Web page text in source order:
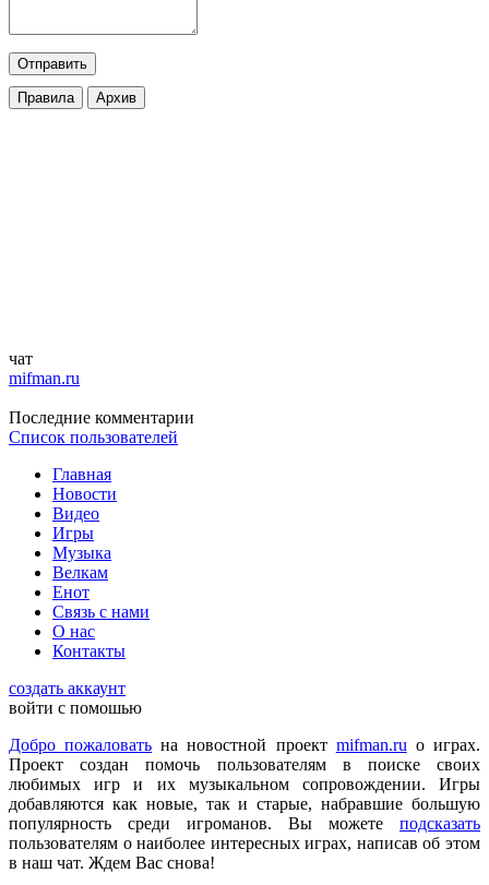
Mifman:DmitrieGaming
Palworld?
Checkmate:ometu
Что ты имеешь ввиду? На этом сайте игровые новости для
всех категорий людей, которые в той или иной форме
интересуются играми и геймерской индустрией в целом.
ometu:новости для женщин
Mifman:
Обновите, пожалуйста, игру Garry's Mod
Игра обновлена
lexafrog:
Обновите, пожалуйста, игру Garry's Mod. Много
обнов вышло, а на сайте старенькая...
cord: Grisha,
чат
mifman.ru
Последние комментарии
Список пользователей
Главная
Новости
Видео
Игры
Музыка
Велкам
Енот
Связь с нами
О нас
Контакты
создать аккаунт
войти с помошью
Добро пожаловать на новостной проект mifman.ru о играх.
Проект создан помочь пользователям в поиске своих
любимых игр и их музыкальном сопровождении. Игры
добавляются как новые, так и старые, набравшие большую
популярность среди игроманов. Вы можете подсказать
пользователям о наиболее интересных играх, написав об этом
в наш чат. Ждем Вас снова!